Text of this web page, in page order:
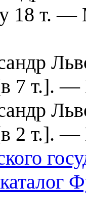
18 т.
[в 7 т.].
[в 2 т.].